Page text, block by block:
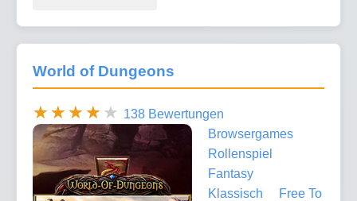
World of Dungeons
138 Bewertungen
Browsergames
Rollenspiel
Fantasy
Klassisch
Free To